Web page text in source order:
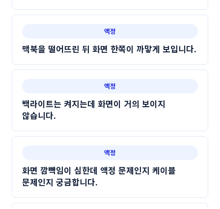
액정
맥북을 떨어뜨린 뒤 화면 한쪽이 까맣게 보입니다.
액정
백라이트는 켜지는데 화면이 거의 보이지
않습니다.
액정
화면 깜빡임이 심한데 액정 문제인지 케이블
문제인지 궁금합니다.